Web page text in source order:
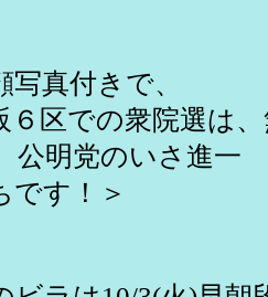
真付きで、
区での衆院選は
公明党のいさ進一
す！＞